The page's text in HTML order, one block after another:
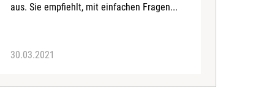
aus. Sie empfiehlt, mit einfachen Fragen...
30.03.2021